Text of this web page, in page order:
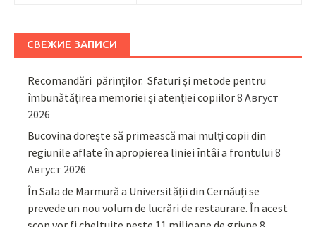
СВЕЖИЕ ЗАПИСИ
Recomandări părinţilor. Sfaturi și metode pentru
îmbunătățirea memoriei și atenției copiilor8 Август
2026
Bucovina dorește să primească mai mulți copii din
regiunile aflate în apropierea liniei întâi a frontului 8
Август 2026
În Sala de Marmură a Universității din Cernăuți se
prevede un nou volum de lucrări de restaurare. În acest